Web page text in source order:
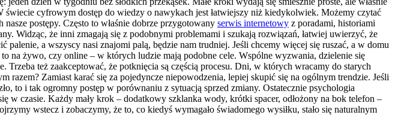
cyfrowym dostęp do wiedzy o nawykach jest łatwiejszy niż kiedykolwiek. Możemy czytać
postępy. Często to właśnie dobrze przygotowany serwis internetowy z poradami, historiami
Widząc, że inni zmagają się z podobnymi problemami i szukają rozwiązań, łatwiej uwierzyć, że
a wszyscy nasi znajomi palą, będzie nam trudniej. Jeśli chcemy więcej się ruszać, a w domu
na żywo, czy online – w których ludzie mają podobne cele. Wspólne wyzwania, dzielenie się
Trzeba też zaakceptować, że potknięcia są częścią procesu. Dni, w których wracamy do starych
razem? Zamiast karać się za pojedyncze niepowodzenia, lepiej skupić się na ogólnym trendzie. Jeśli
to i tak ogromny postęp w porównaniu z sytuacją sprzed zmiany. Ostatecznie psychologia
czasie. Każdy mały krok – dodatkowy szklanka wody, krótki spacer, odłożony na bok telefon –
wstecz i zobaczymy, że to, co kiedyś wymagało świadomego wysiłku, stało się naturalnym